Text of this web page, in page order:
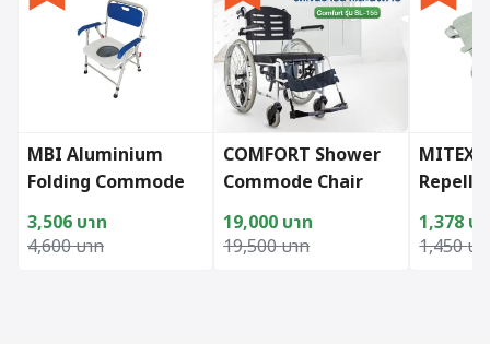
MBI Aluminium
Folding Commode
(Blue)
4,600บาท
Original price was: 4,600 บาท.
3,506 บาท
Current price is: 3,506 บาท.
COMFORT Shower
Commode Chair
Model SL-155
19,500บาท
Original price was: 19,500 บาท.
19,000 บาท
Current price is: 19,000 บาท.
MITEX
Sheet
1,450บ
Original
1,378 บ
Current